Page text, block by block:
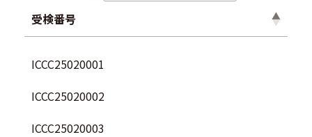
受検番号
ICCC25020001
ICCC25020002
ICCC25020003